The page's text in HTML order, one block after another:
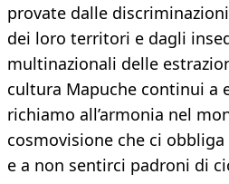
provate dalle
dei loro territori e dagli
multinazionali delle
cultura Mapuche continui a
richiamo all’armonia nel
cosmovisione che ci
e a non sentirci padroni di